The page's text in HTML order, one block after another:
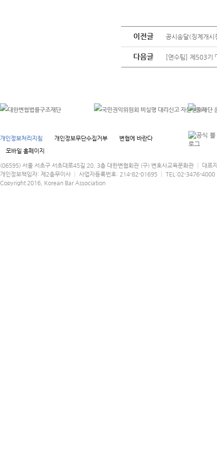
이전글 공시송달(징계개시
다음글 [연수팀] 제503기
개인정보처리지침 개인정보무단수집거부
변협에 바란다
모바일 홈페이지
(06595) 서울 서초구 서초대로45길 20, 3층 대한변협회관 (구) 변호사교육문화관 │ 대표
개인정보책임자: 제2총무이사 │ 사업자등록번호: 214-82-01695 │ TEL:02-3476-
Copyright 2016, Korean Bar Association